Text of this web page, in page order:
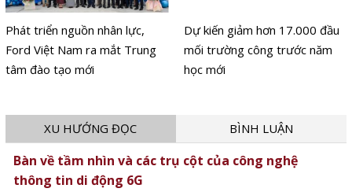
Phát triển nguồn nhân lực,
Ford Việt Nam ra mắt Trung
tâm đào tạo mới
Dự kiến giảm hơn 17.000 đầu
mối trường công trước năm
học mới
XU HƯỚNG ĐỌC BÌNH LUẬN
Bàn về tầm nhìn và các trụ cột của công nghệ
thông tin di động 6G